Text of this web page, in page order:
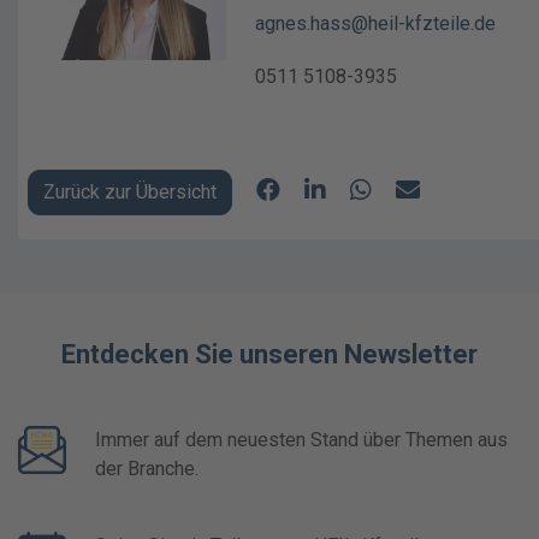
agnes.hass@heil-kfzteile.de
0511
Zurück zur Übersicht
Entdecken Sie unseren Newsletter
Immer auf dem neuesten Stand über Themen aus
der Branche.